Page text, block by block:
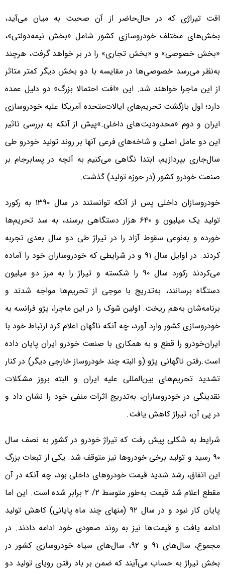
افت تیراژی که در حال‌حاضر از آن صحبت به میان می‌آید،
بخش‌های مختلف خودروسازی کشور شامل «بخش نیمه‌دولتی»،
«بخش خصوصی» و «بخش تجاری» را در بر خواهد گرفت، هرچند
به‌نظر می‌رسد خصوصی‌ها در مقایسه با دو بخش دیگر کمتر متاثر
از این ماجرا خواهند شد. این «افت احتمالا بزرگ» دو دلیل عمده
دارد؛ اول بازگشت تحریم‌های ایالات‌متحده آمریکا علیه خودروسازی
ایران و دوم «محدودیت‌های داخلی.»پیش از آنکه به بررسی تاثیر
این دو عامل اصلی و شاخه‌های فرعی آنها بر روند تولید خودرو طی
سال‌جاری بپردازیم، ابتدا نگاهی می‌کنیم به آنچه در پسابرجام بر
صنعت خودرو کشور (در حوزه تولید) گذشت.
خودروسازان داخلی پس از آنکه توانستند در سال ۱۳۹۰ به رکورد
تولید یک میلیون و ۶۴۰ هزار دستگاهی برسند، به سد تحریم‌ها
خورده و به‌نوعی سقوط آزاد را در تیراژ طی دو سال بعدی تجربه
کردند. در اوایل سال ۹۱ و در شرایطی که خودروسازان خود را آماده
می‌کردند رکورد سال ۹۰ را شکسته و تیراژ را به مرز دو میلیون
دستگاه برسانند، به‌تدریج با موجی از تحریم‌ها مواجه شدند و
برنامه‌شان به‌هم ریخت. اولین شوک را در این ماجرا، پژو فرانسه به
خودروسازی کشور وارد آورد، چه آنکه ناگهان اعلام کرد ارتباط خود با
ایران‌خودرو را قطع و به همکاری با صنعت خودرو ایران پایان داده
است.رفتن ناگهانی پژو (و البته چند خودروساز خارجی دیگر) در کنار
تشدید تحریم‌های بین‌المللی علیه ایران و البته بروز مشکلات
نقدینگی در خودروسازان، به‌تدریج اثرات منفی خود را نشان داد و
در پی آن، تیراژ کاهش یافت.
شرایط به شکلی پیش رفت که تیراژ خودرو در کشور به نصف سال
۹۰ رسید و تولید برخی خودروها نیز متوقف شد. یکی از تبعات بزرگ
این اتفاق، رشد شدید قیمت خودروهای داخلی بود، چه آنکه در آن
مقطع اعلام شد قیمت به‌طور متوسط ۲/ ۲ برابر شده است. این اما
پایان کار نبود و در سال ۹۲ (منهای چند ماه پایانی) کاهش تولید
ادامه یافت و قیمت‌ها نیز به روند صعودی خود ادامه دادند. در
مجموع، سال‌های ۹۱ و ۹۲، سال‌های سیاه خودروسازی کشور در
بخش تیراژ به حساب می‌آیند که ضمن بر باد رفتن رویای تولید دو